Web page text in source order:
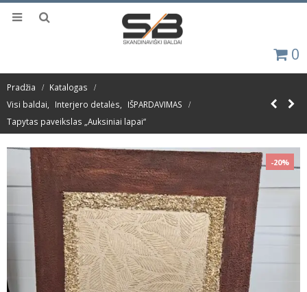
0
Pradžia
Katalogas
Visi baldai, Interjero detalės,
IŠPARDAVIMAS
Tapytas paveikslas „Auksiniai lapai“
-20%